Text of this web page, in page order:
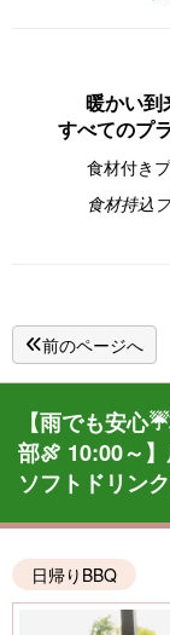
暖かい到
すべてのプ
食材付き
食材持込
前のページへ
【雨でも安心
部🍖 10:00～
ソフトドリン
日帰りBBQ